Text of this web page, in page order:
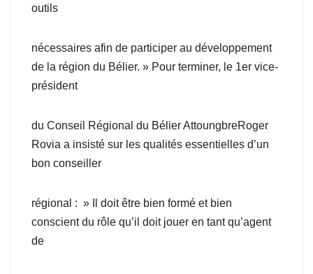
outils
nécessaires afin de participer au développement
de la région du Bélier. » Pour terminer, le 1er vice-
président
du Conseil Régional du Bélier AttoungbreRoger
Rovia a insisté sur les qualités essentielles d’un
bon conseiller
régional : » Il doit être bien formé et bien
conscient du rôle qu’il doit jouer en tant qu’agent
de